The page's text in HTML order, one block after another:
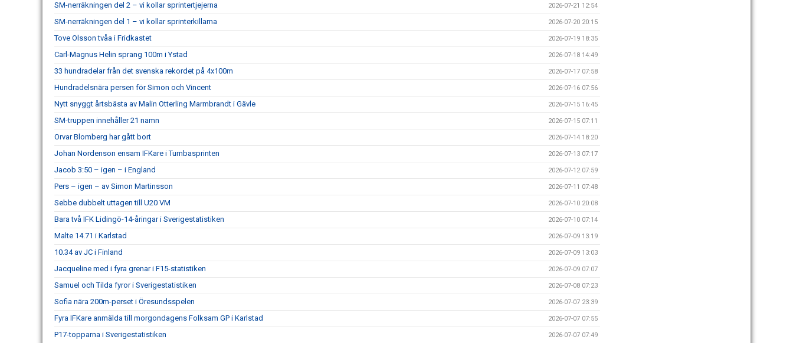
SM-nerräkningen del 2 – vi kollar sprintertjejerna 2026-07-21 12:54
SM-nerräkningen del 1 – vi kollar sprinterkillarna 2026-07-20 20:15
Tove Olsson tvåa i Fridkastet 2026-07-19 18:35
Carl-Magnus Helin sprang 100m i Ystad 2026-07-18 14:49
33 hundradelar från det svenska rekordet på 4x100m 2026-07-17 07:58
Hundradelsnära persen för Simon och Vincent 2026-07-16 07:56
Nytt snyggt årtsbästa av Malin Otterling Marmbrandt i Gävle 2026-07-15 16:45
SM-truppen innehåller 21 namn 2026-07-15 07:11
Orvar Blomberg har gått bort 2026-07-14 18:20
Johan Nordenson ensam IFKare i Tumbasprinten 2026-07-13 07:17
Jacob 3:50 – igen – i England 2026-07-12 07:59
Pers – igen – av Simon Martinsson 2026-07-11 07:48
Sebbe dubbelt uttagen till U20 VM 2026-07-10 20:08
Bara två IFK Lidingö-14-åringar i Sverigestatistiken 2026-07-10 07:14
Malte 14.71 i Karlstad 2026-07-09 13:19
10.34 av JC i Finland 2026-07-09 13:03
Jacqueline med i fyra grenar i F15-statistiken 2026-07-09 07:07
Samuel och Tilda fyror i Sverigestatistiken 2026-07-08 07:23
Sofia nära 200m-perset i Öresundsspelen 2026-07-07 23:39
Fyra IFKare anmälda till morgondagens Folksam GP i Karlstad 2026-07-07 07:55
P17-topparna i Sverigestatistiken 2026-07-07 07:49